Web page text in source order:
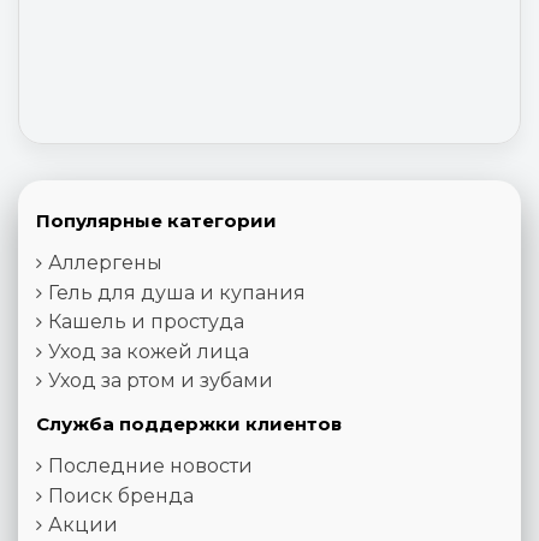
Популярные категории
Аллергены
Гель для душа и купания
Кашель и простуда
Уход за кожей лица
Уход за ртом и зубами
Служба поддержки клиентов
Последние новости
Поиск бренда
Акции